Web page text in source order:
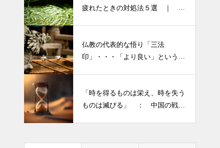
疲れたときの対処法５選 ｜ 心
仏教の代表的な悟り「三法
印」・・・「より良い」という気
「時を得るものは栄え、時を失う
ものは滅びる」 ： 中国の戦国
半年ぶりの投稿です・・・さぼ
り癖がついてしまって・・・恥
「食生活習慣の改善」が今年の